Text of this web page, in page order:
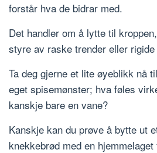
forstår hva de bidrar med.
Det handler om å lytte til
styre av raske trender eller rigide
Ta deg gjerne et lite øyeblikk nå
eget spisemønster; hva føles
kanskje bare en vane?
Kanskje kan du prøve å bytte ut
knekkebrød med en